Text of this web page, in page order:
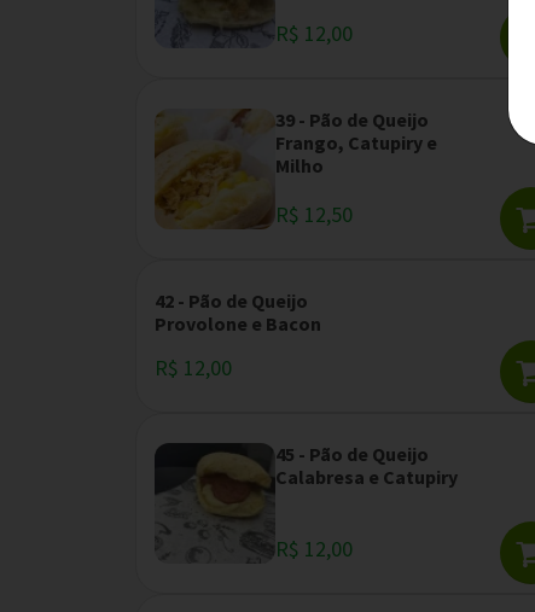
R$ 12,00
39 - Pão de Queijo
Frango, Catupiry e
Milho
R$ 12,50
42 - Pão de Queijo
Provolone e Bacon
R$ 12,00
45 - Pão de Queijo
Calabresa e Catupiry
R$ 12,00